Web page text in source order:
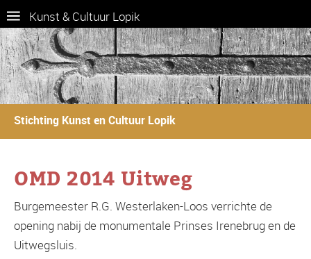
Kunst & Cultuur Lopik
Stichting Kunst en Cultuur Lopik
OMD 2014 Uitweg
Burgemeester R.G. Westerlaken-Loos verrichte de
opening nabij de monumentale Prinses Irenebrug en de
Uitwegsluis.